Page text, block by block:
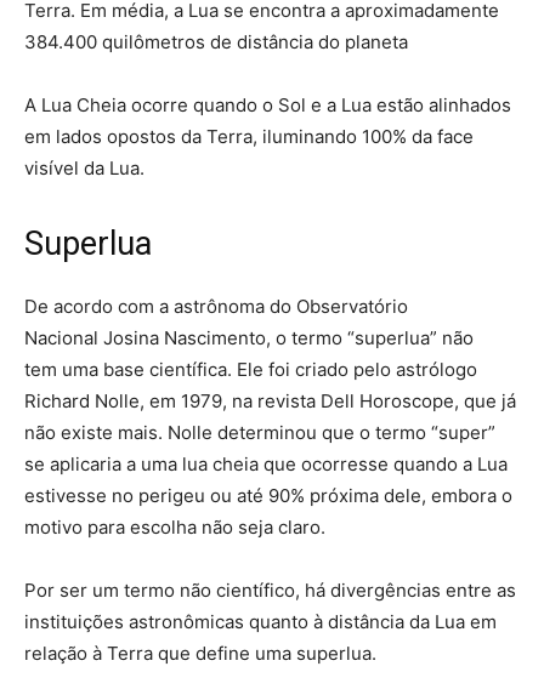
Terra. Em média, a Lua se encontra a aproximadamente
384.400 quilômetros de distância do planeta
A Lua Cheia ocorre quando o Sol e a Lua estão alinhados
em lados opostos da Terra, iluminando 100% da face
visível da Lua.
Superlua
De acordo com a astrônoma do Observatório
Nacional Josina Nascimento, o termo “superlua” não
tem uma base científica. Ele foi criado pelo astrólogo
Richard Nolle, em 1979, na revista Dell Horoscope, que já
não existe mais. Nolle determinou que o termo “super”
se aplicaria a uma lua cheia que ocorresse quando a Lua
estivesse no perigeu ou até 90% próxima dele, embora o
motivo para escolha não seja claro.
Por ser um termo não científico, há divergências entre as
instituições astronômicas quanto à distância da Lua em
relação à Terra que define uma superlua.